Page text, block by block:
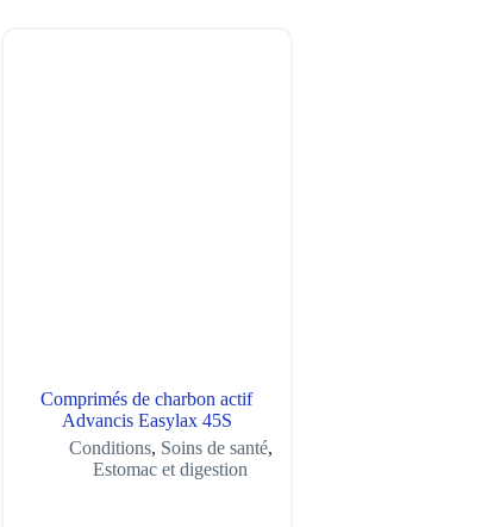
Comprimés de charbon actif
Advancis Easylax 45S
Conditions, Soins de santé,
Estomac et digestion